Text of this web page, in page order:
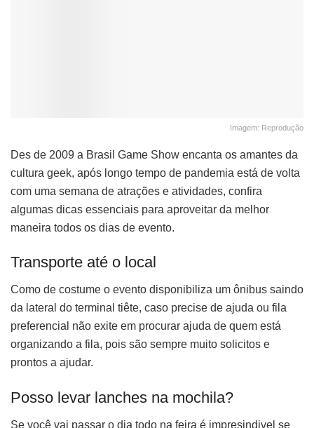
Imagem: Reprodução
Des de 2009 a Brasil Game Show encanta os amantes da
cultura geek, após longo tempo de pandemia está de volta
com uma semana de atrações e atividades, confira
algumas dicas essenciais para aproveitar da melhor
maneira todos os dias de evento.
Transporte até o local
Como de costume o evento disponibiliza um ônibus saindo
da lateral do terminal tiête, caso precise de ajuda ou fila
preferencial não exite em procurar ajuda de quem está
organizando a fila, pois são sempre muito solicitos e
prontos a ajudar.
Posso levar lanches na mochila?
Se você vai passar o dia todo na feira é impresindivel se